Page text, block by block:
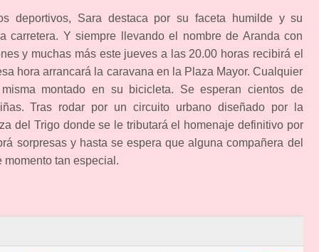
deportivos, Sara destaca por su faceta humilde y su
carretera. Y siempre llevando el nombre de Aranda con
y muchas más este jueves a las 20.00 horas recibirá el
hora arrancará la caravana en la Plaza Mayor. Cualquier
montado en su bicicleta. Se esperan cientos de
Tras rodar por un circuito urbano diseñado por la
del Trigo donde se le tributará el homenaje definitivo por
sorpresas y hasta se espera que alguna compañera del
momento tan especial.